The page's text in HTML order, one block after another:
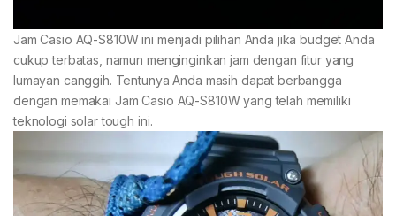
Jam Casio AQ-S810W ini menjadi pilihan Anda jika budget Anda
cukup terbatas, namun menginginkan jam dengan fitur yang
lumayan canggih. Tentunya Anda masih dapat berbangga
dengan memakai Jam Casio AQ-S810W yang telah memiliki
teknologi solar tough ini.